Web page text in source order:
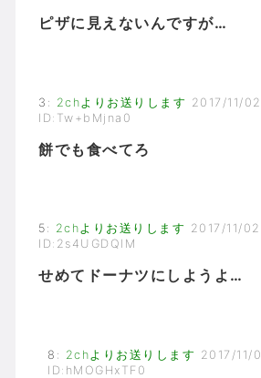
ピザに見えないんですが…
3 : 2chよりお送りします 2017/11/
ID:Tw+bMjna0
餅でも食べてろ
5 : 2chよりお送りします 2017/11/
ID:2s4UGDQlM
せめてドーナツにしようよ…
8 : 2chよりお送りします 2017/11/
ID:hMOGHxTF0